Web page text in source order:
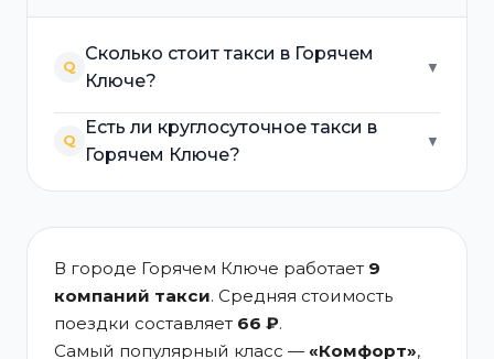
Q
Сколько стоит такси в Горячем
Ключе?
▼
Q
Есть ли круглосуточное такси в
Горячем Ключе?
▼
В городе Горячем Ключе работает 9
компаний такси. Средняя стоимость
поездки составляет 66 ₽.
Самый популярный класс —«Комфорт»,